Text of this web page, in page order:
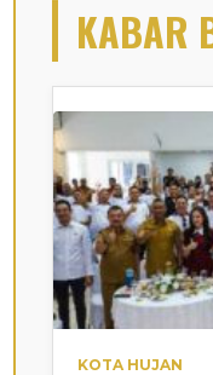
KABAR
KOTA HUJAN